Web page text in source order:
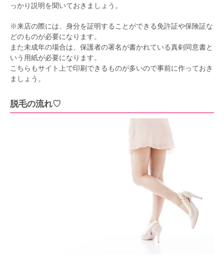
っかり説明を聞いておきましょう。
※来店の際には、身分を証明することができる免許証や保険証な
どのものが必要になります。
また未成年の場合は、保護者の署名が書かれている真剣同意書と
いう用紙が必要になります。
こちらもサイト上で印刷できるものが多いので事前に作っておき
ましょう。
脱毛の流れ♡